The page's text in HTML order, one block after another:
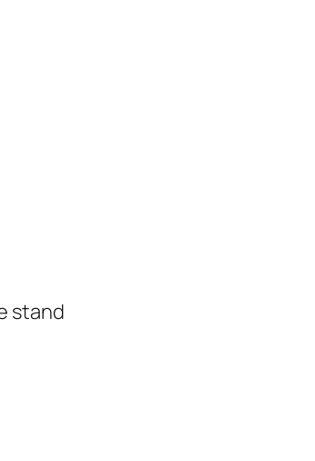
stand